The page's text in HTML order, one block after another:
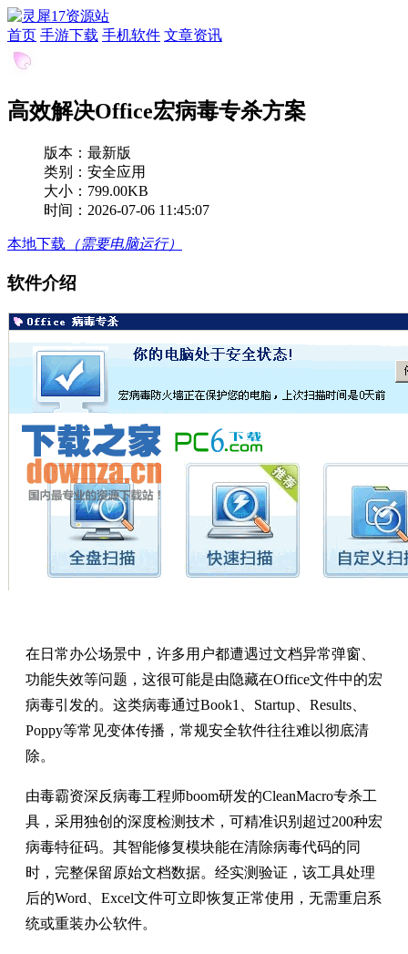
首页 手游下载 手机软件 文章资讯
高效解决Office宏病毒专杀方案
版本： 最新版
类别：安全应用
大小：799.00KB
时间：2026-07-06 11:45:07
本地下载 （需要电脑运行）
软件介绍
在日常办公场景中，许多用户都遭遇过文档异常弹窗、
功能失效等问题，这很可能是由隐藏在Office文件中的宏
病毒引发的。这类病毒通过Book1、Startup、Results、
Poppy等常见变体传播，常规安全软件往往难以彻底清
除。
由毒霸资深反病毒工程师boom研发的CleanMacro专杀工
具，采用独创的深度检测技术，可精准识别超过200种宏
病毒特征码。其智能修复模块能在清除病毒代码的同
时，完整保留原始文档数据。经实测验证，该工具处理
后的Word、Excel文件可立即恢复正常使用，无需重启系
统或重装办公软件。